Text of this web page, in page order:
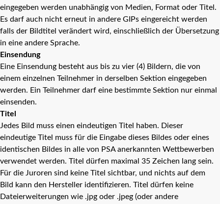
eingegeben werden unabhängig von Medien, Format oder Titel.
Es darf auch nicht erneut in andere GIPs eingereicht werden
falls der Bildtitel verändert wird, einschließlich der Übersetzung
in eine andere Sprache.
Einsendung
Eine Einsendung besteht aus bis zu vier (4) Bildern, die von
einem einzelnen Teilnehmer in derselben Sektion eingegeben
werden. Ein Teilnehmer darf eine bestimmte Sektion nur einmal
einsenden.
Titel
Jedes Bild muss einen eindeutigen Titel haben. Dieser
eindeutige Titel muss für die Eingabe dieses Bildes oder eines
identischen Bildes in alle von PSA anerkannten Wettbewerben
verwendet werden. Titel dürfen maximal 35 Zeichen lang sein.
Für die Juroren sind keine Titel sichtbar, und nichts auf dem
Bild kann den Hersteller identifizieren. Titel dürfen keine
Dateierweiterungen wie .jpg oder .jpeg (oder andere